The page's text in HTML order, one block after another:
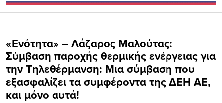
«Ενότητα» – Λάζαρος Μαλούτας:
Σύμβαση παροχής θερμικής ενέργειας για
την Τηλεθέρμανση: Μια σύμβαση που
εξασφαλίζει τα συμφέροντα της ΔΕΗ ΑΕ,
και μόνο αυτά!